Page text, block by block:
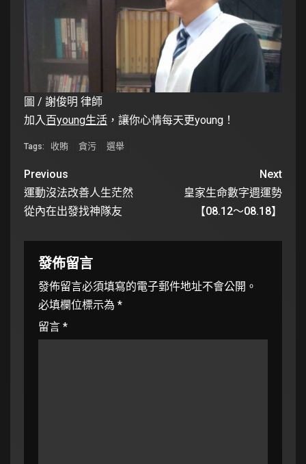
圖 / 謝俊明 律師
加入百young生活 ，讓你心情每天更young！
Tags: 收賄 貪污 選舉
Previous
運動沒法改善人生茫然
從內在出發找神隊友
Next
皇家生命數字週運勢
【08.12～08.18】
發佈留言
發佈留言必須填寫的電子郵件地址不會公開。
必填欄位標示為 *
留言 *